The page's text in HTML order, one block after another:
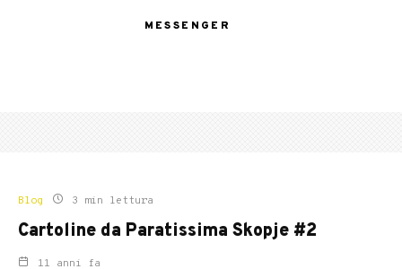
MESSENGER
Blog 3 min lettura
Cartoline da Paratissima Skopje #2
11 anni fa